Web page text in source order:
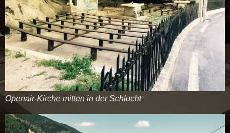
Openair-Kirche mitten in der Schlucht